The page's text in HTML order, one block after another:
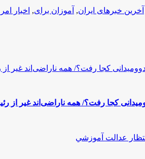
آخرین خبرهای ایران, آموزان برای, اخبار
کجا رفت؟/ همه ناراضی‌اند غیر از